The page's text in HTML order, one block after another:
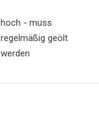
hoch - muss
regelmäßig geölt
werden